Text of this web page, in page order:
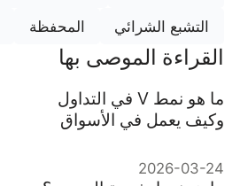
التشبع الشرائي المحفظة
القراءة الموصى بها
ما هو نمط V في التداول
وكيف يعمل في الأسواق
2026-03-24